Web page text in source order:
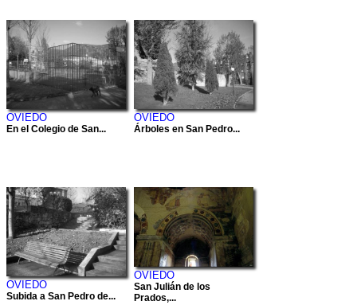
OVIEDO
En el Colegio de San...
OVIEDO
Árboles en San Pedro...
OVIEDO
Subida a San Pedro de...
OVIEDO
San Julián de los
Prados,...